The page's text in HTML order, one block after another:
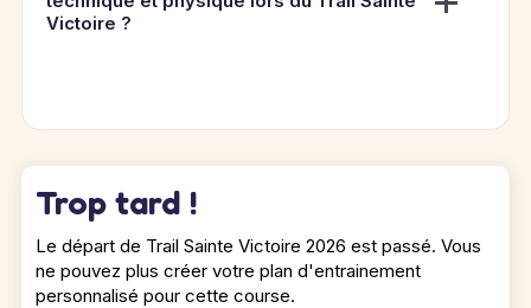
Victoire ?
Trop tard !
Le départ de Trail Sainte Victoire 2026 est passé. Vous
ne pouvez plus créer votre plan d'entrainement
personnalisé pour cette course.